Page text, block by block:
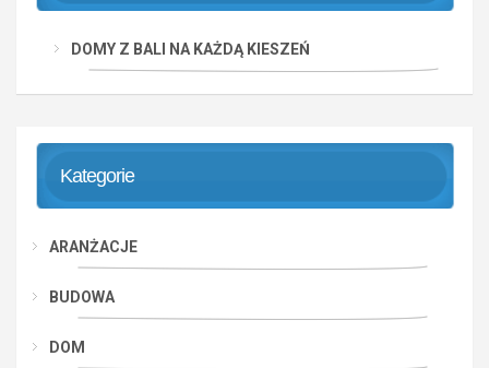
DOMY Z BALI NA KAŻDĄ KIESZEŃ
Kategorie
ARANŻACJE
BUDOWA
DOM